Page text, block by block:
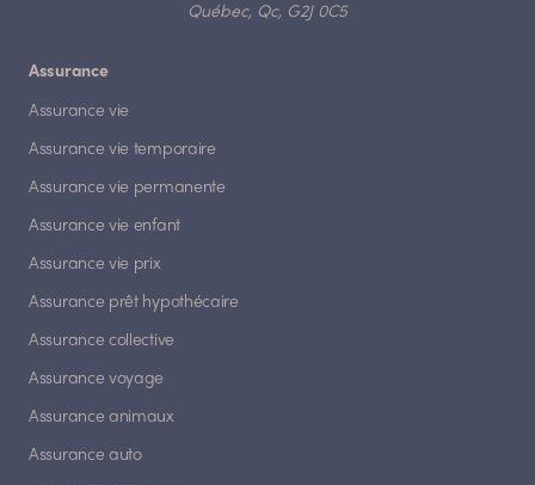
Québec, Qc, G2J 0C5
Assurance
Assurance vie
Assurance vie temporaire
Assurance vie permanente
Assurance vie enfant
Assurance vie prix
Assurance prêt hypothécaire
Assurance collective
Assurance voyage
Assurance animaux
Assurance auto